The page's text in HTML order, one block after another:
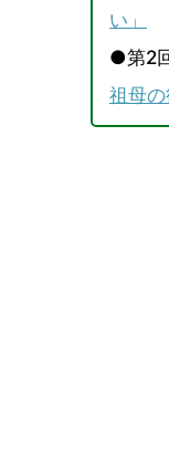
い」
●第2
祖母の